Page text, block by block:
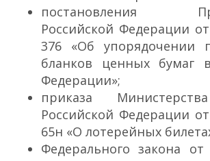
постановления
Российской Федерации
376 «Об упорядочении
бланков ценных бумаг
Федерации»;
приказа
Российской Федерации
65н «О лотерейных
Федерального закона